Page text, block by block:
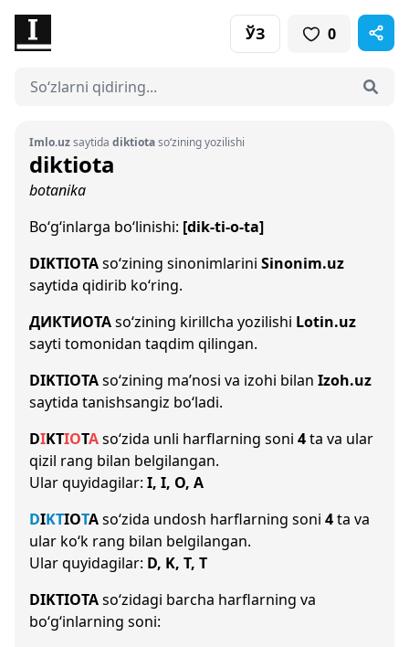
ЎЗ 0
Imlo.uzsaytida diktiotaso‘zining yozilishi
diktiota
botanika
Bo‘g‘inlarga bo‘linishi: [dik-ti-o-ta]
DIKTIOTAso‘zining sinonimlarini Sinonim.uz
saytida qidirib ko‘ring.
ДИКТИОТАso‘zining kirillcha yozilishi Lotin.uz
sayti tomonidan taqdim qilingan.
DIKTIOTAso‘zining ma’nosi va izohi bilan Izoh.uz
saytida tanishsangiz bo‘ladi.
DIKTIOTAso‘zida unli harflarning soni 4ta va ular
qizil rang bilan belgilangan.
Ular quyidagilar: I, I, O, A
DIKTIOTAso‘zida undosh harflarning soni 4ta va
ular ko‘k rang bilan belgilangan.
Ular quyidagilar: D, K, T, T
DIKTIOTAso‘zidagi barcha harflarning va
bo‘g‘inlarning soni: